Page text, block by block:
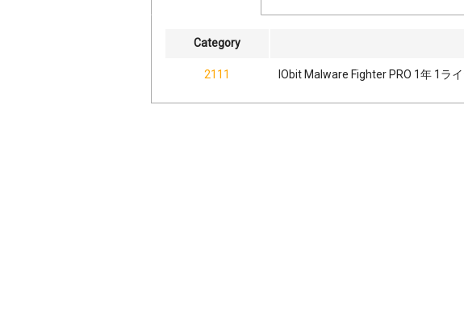
Category
2111 IObit Malware Fighter PRO 1年 1ラ